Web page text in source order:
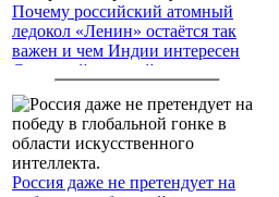
Почему российский атомный
ледокол «Ленин» остаётся так
важен и чем Индии интересен
Северный морской путь
Россия даже не претендует на